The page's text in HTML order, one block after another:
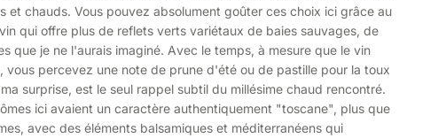
et chauds. Vous pouvez absolument goûter ces choix ici grâce au
qui offre plus de reflets verts variétaux de baies sauvages, de
que je ne l'aurais imaginé. Avec le temps, à mesure que le vin
vous percevez une note de prune d'été ou de pastille pour la toux
surprise, est le seul rappel subtil du millésime chaud rencontré.
ici avaient un caractère authentiquement "toscane", plus que
avec des éléments balsamiques et méditerranéens qui